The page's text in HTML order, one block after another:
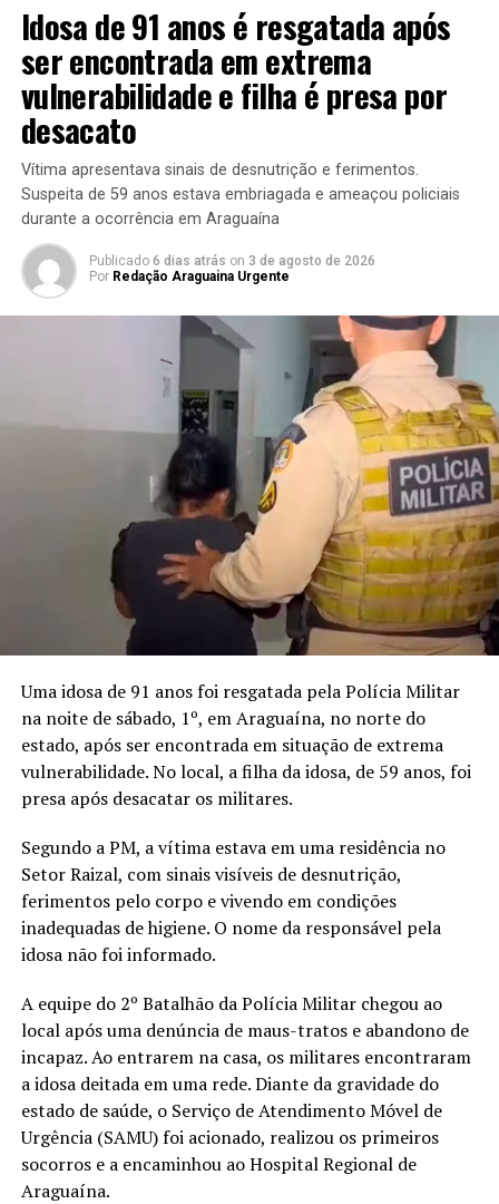
Idosa de 91 anos é resgatada após
ser encontrada em extrema
vulnerabilidade e filha é presa por
desacato
Vítima apresentava sinais de desnutrição e ferimentos.
Suspeita de 59 anos estava embriagada e ameaçou policiais
durante a ocorrência em Araguaína
Publicado 6 dias atrás on 3 de agosto de 2026
Por Redação Araguaina Urgente
Uma idosa de 91 anos foi resgatada pela Polícia Militar
na noite de sábado, 1º, em Araguaína, no norte do
estado, após ser encontrada em situação de extrema
vulnerabilidade. No local, a filha da idosa, de 59 anos, foi
presa após desacatar os militares.
Segundo a PM, a vítima estava em uma residência no
Setor Raizal, com sinais visíveis de desnutrição,
ferimentos pelo corpo e vivendo em condições
inadequadas de higiene. O nome da responsável pela
idosa não foi informado.
A equipe do 2º Batalhão da Polícia Militar chegou ao
local após uma denúncia de maus-tratos e abandono de
incapaz. Ao entrarem na casa, os militares encontraram
a idosa deitada em uma rede. Diante da gravidade do
estado de saúde, o Serviço de Atendimento Móvel de
Urgência (SAMU) foi acionado, realizou os primeiros
socorros e a encaminhou ao Hospital Regional de
Araguaína.